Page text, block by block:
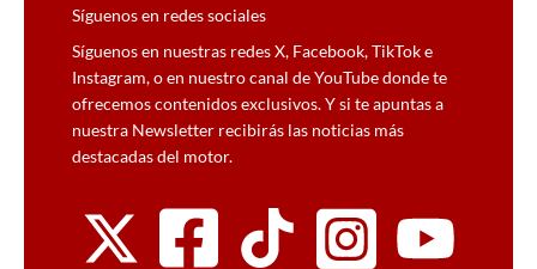
Síguenos en redes sociales
Síguenos en nuestras redes X, Facebook, TikTok e
Instagram, o en nuestro canal de YouTube donde te
ofrecemos contenidos exclusivos. Y si te apuntas a
nuestra Newsletter recibirás las noticias más
destacadas del motor.